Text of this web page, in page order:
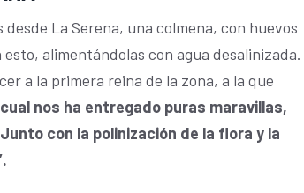
La Serena, una colmena, con huevos
alimentándolas con agua desalinizada.
a la primera reina de la zona, a la que
nos ha entregado puras maravillas,
con la polinización de la flora y la